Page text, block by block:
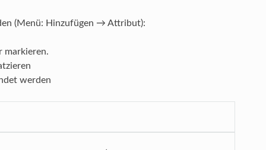
(Menü: Hinzufügen → Attribut):
markieren.
werden